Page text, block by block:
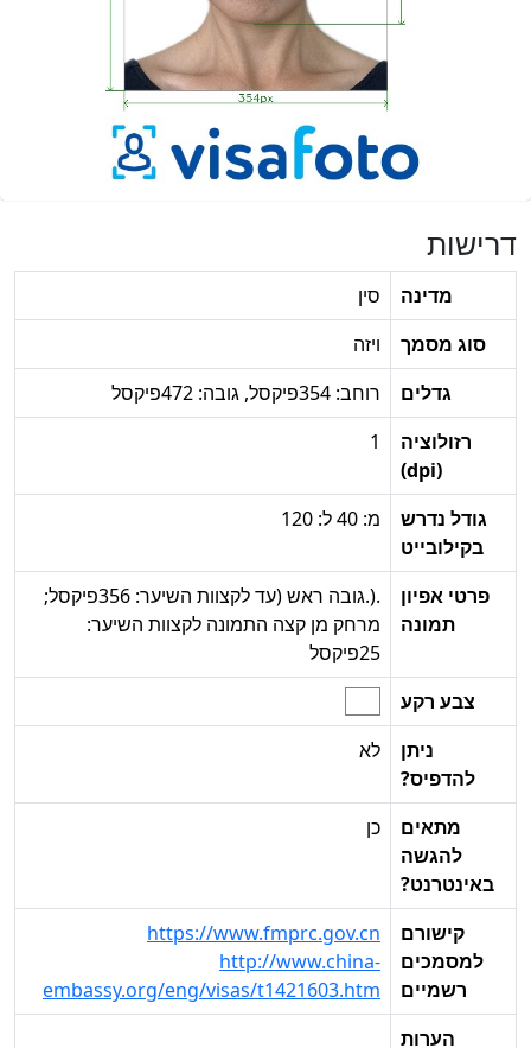
דרישות
מדינה
סין
סוג מסמך
ויזה
גדלים
רוחב: 354פיקסל, גובה: 472פיקסל
רזולוציה
(dpi)
1
גודל נדרש
בקילובייט
מ: 40 ל: 120
פרטי אפיון
תמונה
.(.גובה ראש (עד לקצוות השיער: 356פיקסל;
מרחק מן קצה התמונה לקצוות השיער:
25פיקסל
צבע רקע
ניתן
להדפיס?
לא
מתאים
להגשה
באינטרנט?
כן
קישורם
למסמכים
רשמיים
https://www.fmprc.gov.cn
http://www.china-
embassy.org/eng/visas/t1421603.htm
הערות